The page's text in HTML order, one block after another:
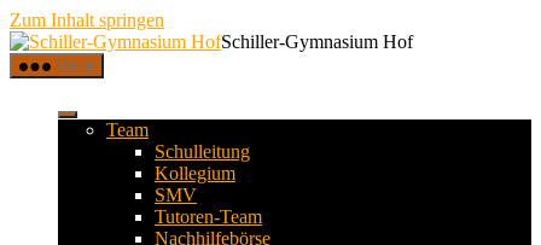
Zum Inhalt springen
Schiller-Gymnasium Hof
Menü
Team
Schulleitung
Kollegium
SMV
Tutoren-Team
Nachhilfebörse